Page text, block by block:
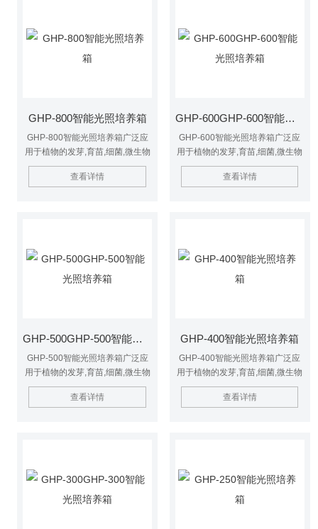
GHP-800智能光照培养箱
GHP-800智能光照培养箱广泛应
用于植物的发芽,育苗,细菌,微生物
的培养及保存,昆虫,小动物的饲养,
产品质量检测及其它用途的光照恒
查看详情
GHP-600GHP-600智能光照培养箱
GHP-600智能光照培养箱广泛应
用于植物的发芽,育苗,细菌,微生物
的培养及保存,昆虫,小动物的饲养,
产品质量检测及其它用途的光照恒
查看详情
GHP-500GHP-500智能光照培养箱
GHP-500智能光照培养箱广泛应
用于植物的发芽,育苗,细菌,微生物
的培养及保存,昆虫,小动物的饲养,
产品质量检测及其它用途的光照恒
查看详情
GHP-400智能光照培养箱
GHP-400智能光照培养箱广泛应
用于植物的发芽,育苗,细菌,微生物
的培养及保存,昆虫,小动物的饲养,
产品质量检测及其它用途的光照恒
查看详情